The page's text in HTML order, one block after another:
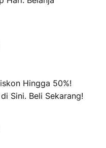
Hingga 50%!
Sini. Beli Sekarang!